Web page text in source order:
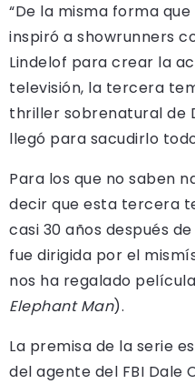
“De la misma forma que
inspiró a showrunners
Lindelof para crear la
televisión, la tercera
thriller sobrenatural de
llegó para sacudirlo
Para los que no saben
decir que esta tercera
casi 30 años después
fue dirigida por el
nos ha regalado
Elephant Man).
La premisa de la serie
del agente del FBI Dale